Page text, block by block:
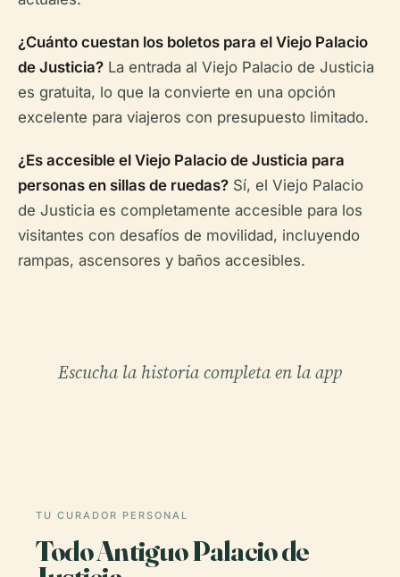
¿Cuánto cuestan los boletos para el Viejo Palacio
de Justicia? La entrada al Viejo Palacio de Justicia
es gratuita, lo que la convierte en una opción
excelente para viajeros con presupuesto limitado.
¿Es accesible el Viejo Palacio de Justicia para
personas en sillas de ruedas? Sí, el Viejo Palacio
de Justicia es completamente accesible para los
visitantes con desafíos de movilidad, incluyendo
rampas, ascensores y baños accesibles.
Escucha la historia completa en la app
TU CURADOR PERSONAL
Todo Antiguo Palacio de